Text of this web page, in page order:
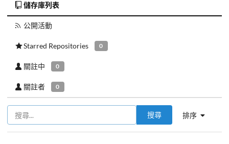
儲存庫列表
公開活動
Starred Repositories 0
關註中 0
關註者 0
排序
搜尋